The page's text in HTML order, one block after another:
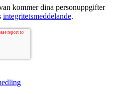
kommer dina personuppgifter
integritetsmeddelande.